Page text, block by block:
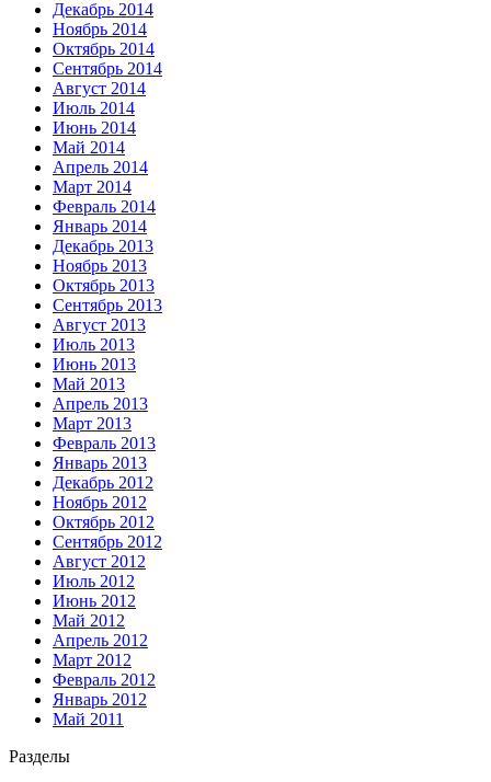
Декабрь 2014
Ноябрь 2014
Октябрь 2014
Сентябрь 2014
Август 2014
Июль 2014
Июнь 2014
Май 2014
Апрель 2014
Март 2014
Февраль 2014
Январь 2014
Декабрь 2013
Ноябрь 2013
Октябрь 2013
Сентябрь 2013
Август 2013
Июль 2013
Июнь 2013
Май 2013
Апрель 2013
Март 2013
Февраль 2013
Январь 2013
Декабрь 2012
Ноябрь 2012
Октябрь 2012
Сентябрь 2012
Август 2012
Июль 2012
Июнь 2012
Май 2012
Апрель 2012
Март 2012
Февраль 2012
Январь 2012
Май 2011
Разделы